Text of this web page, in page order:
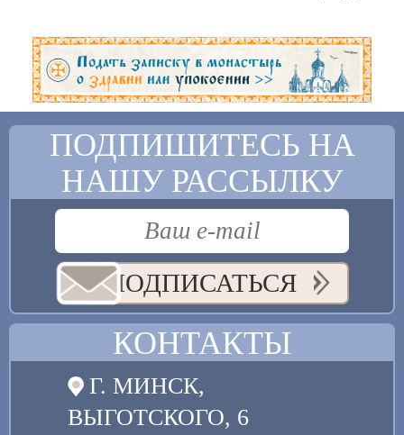
ПОДПИШИТЕСЬ НА
НАШУ РАССЫЛКУ
ПОДПИСАТЬСЯ
КОНТАКТЫ
Г. МИНСК,
ВЫГОТСКОГО, 6